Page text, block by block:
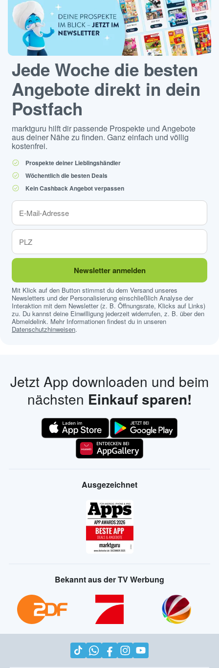
Jede Woche die besten
Angebote direkt in dein
Postfach
marktguru hilft dir passende Prospekte und Angebote
aus deiner Nähe zu finden. Ganz einfach und völlig
kostenfrei.
Prospekte deiner Lieblingshändler
Wöchentlich die besten Deals
Kein Cashback Angebot verpassen
Newsletter anmelden
Mit Klick auf den Button stimmst du dem Versand unseres
Newsletters und der Personalisierung einschließlich Analyse der
Interaktion mit dem Newsletter (z. B. Öffnungsrate, Klicks auf Links)
zu. Du kannst deine Einwilligung jederzeit widerrufen, z. B. über den
Abmeldelink. Mehr Informationen findest du in unseren
Datenschutzhinweisen.
Jetzt App downloaden und beim
nächsten Einkauf sparen!
Ausgezeichnet
Bekannt aus der TV Werbung